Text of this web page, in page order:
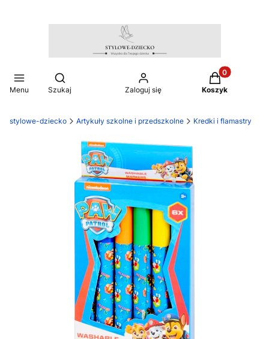
Menu
Otwórz wyszukiwarkę
Szukaj Zaloguj się
Produkty w
Koszyk
stylowe-dziecko Artykuły szkolne i przedszkolne Kredki i flamastry